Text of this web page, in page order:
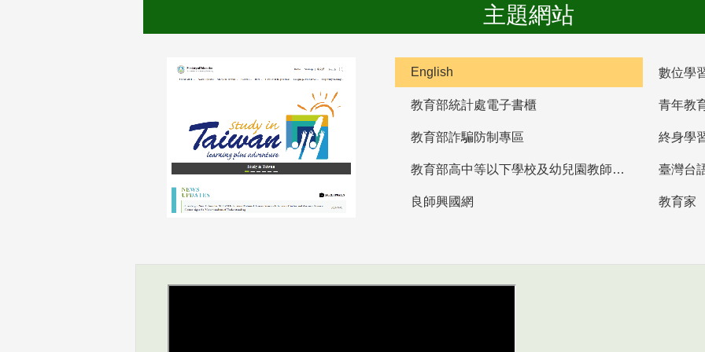
主題網站
English 數位學
教育部統計處電子書櫃 青年教
教育部詐騙防制專區 終身學
教育部高中等以下學校及幼兒園教師資格檢定考試 臺灣台
良師興國網 教育家